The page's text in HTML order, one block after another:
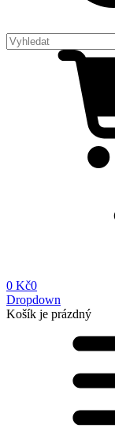
0 Kč0
Dropdown
Košík je prázdný